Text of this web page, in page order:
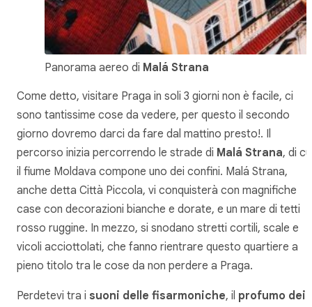
Panorama aereo di Malá Strana
Come detto, visitare Praga in soli 3 giorni non è facile, ci
sono tantissime cose da vedere, per questo il secondo
giorno dovremo darci da fare dal mattino presto!. Il
percorso inizia percorrendo le strade di Malá Strana, di
il fiume Moldava compone uno dei confini. Malá Strana,
anche detta Città Piccola, vi conquisterà con magnifiche
case con decorazioni bianche e dorate, e un mare di tetti
rosso ruggine. In mezzo, si snodano stretti cortili, scale e
vicoli acciottolati, che fanno rientrare questo quartiere a
pieno titolo tra le cose da non perdere a Praga.
Perdetevi tra i suoni delle fisarmoniche, il profumo dei